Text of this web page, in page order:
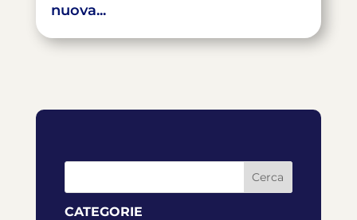
nuova...
Cerca
CATEGORIE